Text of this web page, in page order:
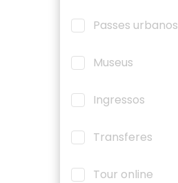
Passes urbanos
Museus
Ingressos
Transferes
Tour online